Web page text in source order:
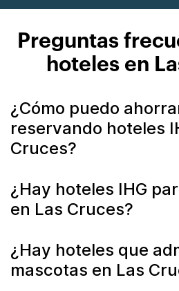
Preguntas
hoteles en
¿Cómo puedo
reservando hoteles
Cruces?
¿Hay hoteles IHG
en Las Cruces?
¿Hay hoteles que
mascotas en Las